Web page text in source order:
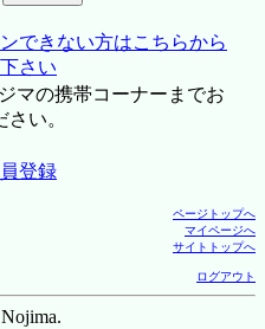
できない方はこちらから
さい
マの携帯コーナーまでお
さい。
登録
ページトップへ
マイページへ
サイトトップへ
ログアウト